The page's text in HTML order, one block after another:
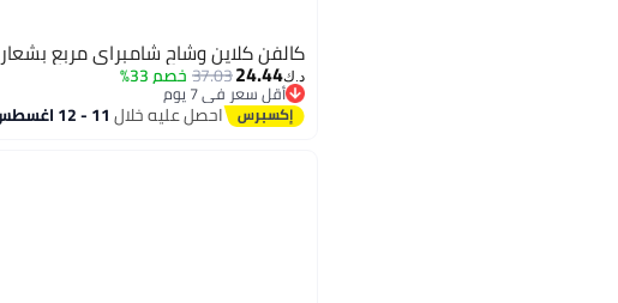
كالفن كلاين وشاح شامبراي مربع بشعار
د.ك‏24.44
37.03خصم 33%
أقل سعر في 7 يوم
أقل سعر في 7 يوماحصل عليه خلال11 - 12 اغسطس